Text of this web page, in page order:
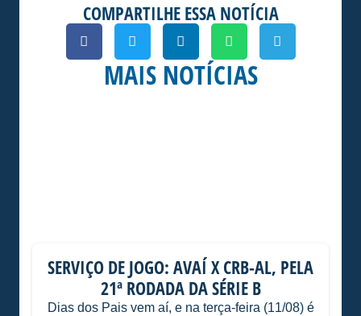
COMPARTILHE ESSA NOTÍCIA
MAIS NOTÍCIAS
SERVIÇO DE JOGO: AVAÍ X CRB-AL, PELA
21ª RODADA DA SÉRIE B
Dias dos Pais vem aí, e na terça-feira (11/08) é